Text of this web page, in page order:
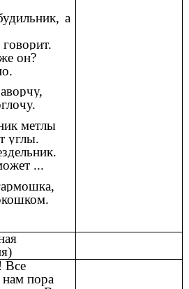
а
он?
метлы
углы.
...
Все
нам пора